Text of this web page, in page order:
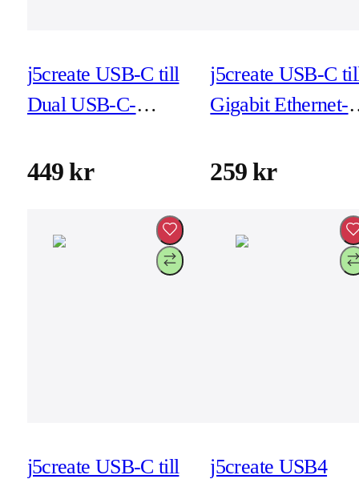
j5create USB-C till
Dual USB-C-
449 kr
j5create USB-C
Gigabit Ethernet-
259 kr
j5create USB-C till
j5create USB4